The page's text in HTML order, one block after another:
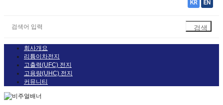
회사개요
리튬이차전지
고출력(UFC) 전지
고용량(UHC) 전지
커뮤니티